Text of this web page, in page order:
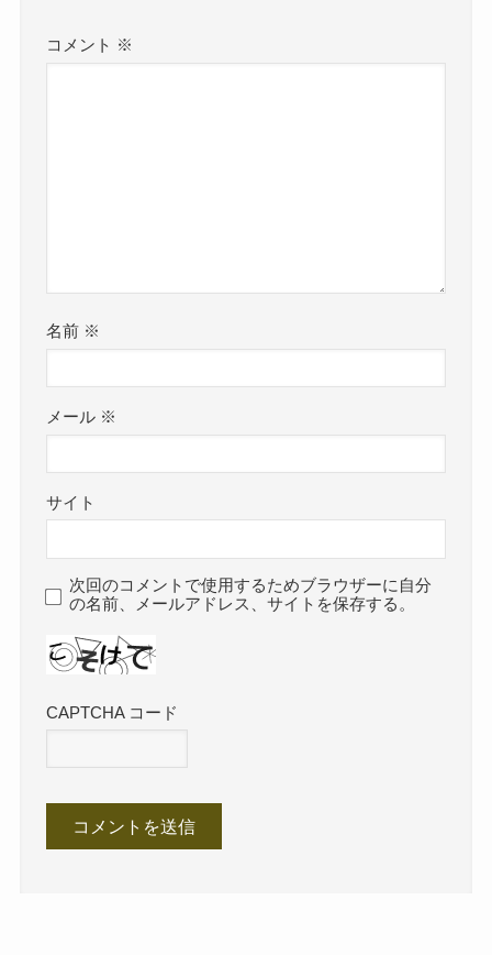
コメント ※
名前 ※
メール ※
サイト
次回のコメントで使用するためブラウザーに自分
の名前、メールアドレス、サイトを保存する。
CAPTCHA コード